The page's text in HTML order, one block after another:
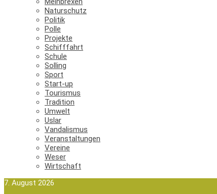
Naturschutz
Politik
Polle
Projekte
Schifffahrt
Schule
Solling
Sport
Start-up
Tourismus
Tradition
Umwelt
Uslar
Vandalismus
Veranstaltungen
Vereine
Weser
Wirtschaft
7. August 2026